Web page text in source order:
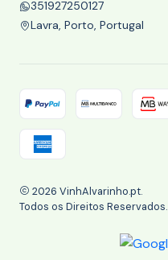
351927250127
Lavra, Porto, Portugal
2026 VinhAlvarinho.pt.
Todos os Direitos Reservados.